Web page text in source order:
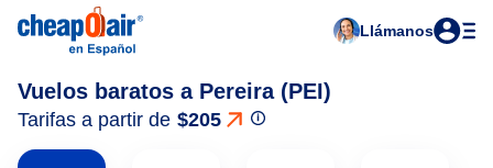
Llámanos
Vuelos baratos a Pereira (PEI)
Tarifas a partir de $205